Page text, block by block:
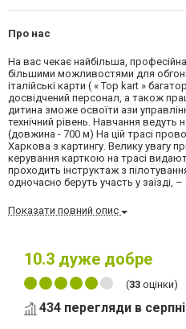
Про нас
На вас чекає найбільша,
більшими можливостями для
італійські карти ( « Top kart »
досвідчений персонал, а також
дитина зможе освоїти ази
технічний рівень. Навчання ведуть
(довжина - 700 м) На цій трасі
Харкова з картингу. Велику увагу
керування карткою на трасі
проходить інструктаж з
одночасно беруть участь у заїзді,
Показати повний опис
10.3 дуже добре
(33 оцінки)
434 перегляди в серпні